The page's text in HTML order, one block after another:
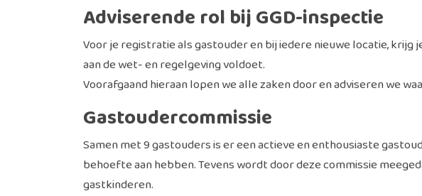
Adviserende rol bij GGD-inspectie
Voor je registratie als gastouder en bij iedere nieuwe locatie, krijg
aan de wet- en regelgeving voldoet.
Voorafgaand hieraan lopen we alle zaken door en adviseren we
Gastoudercommissie
Samen met 9 gastouders is er een actieve en enthousiaste
behoefte aan hebben. Tevens wordt door deze commissie
gastkinderen.